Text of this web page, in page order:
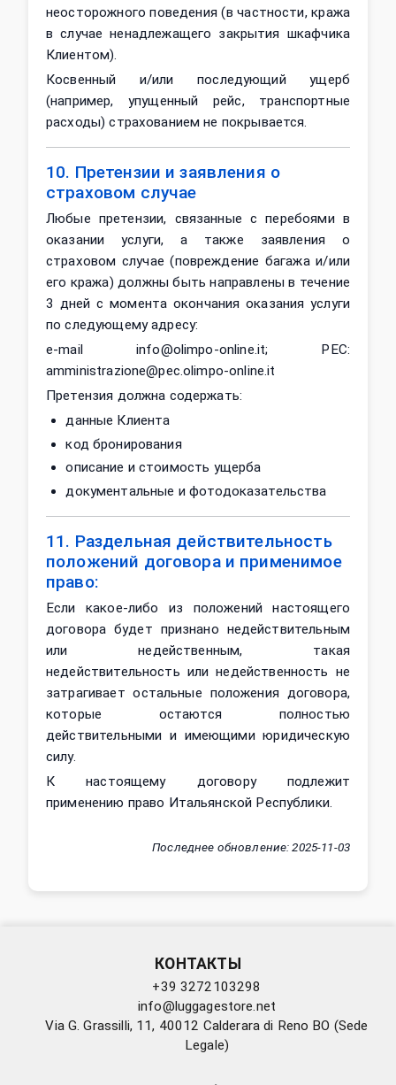
неосторожного поведения (в частности, кража
в случае ненадлежащего закрытия шкафчика
Клиентом).
Косвенный и/или последующий ущерб
(например, упущенный рейс, транспортные
расходы) страхованием не покрывается.
10. Претензии и заявления о
страховом случае
Любые претензии, связанные с перебоями в
оказании услуги, а также заявления о
страховом случае (повреждение багажа и/или
его кража) должны быть направлены в течение
3 дней с момента окончания оказания услуги
по следующему адресу:
e-mail info@olimpo-online.it; PEC:
amministrazione@pec.olimpo-online.it
Претензия должна содержать:
данные Клиента
код бронирования
описание и стоимость ущерба
документальные и фотодоказательства
11. Раздельная действительность
положений договора и применимое
право:
Если какое‑либо из положений настоящего
договора будет признано недействительным
или недейственным, такая
недействительность или недейственность не
затрагивает остальные положения договора,
которые остаются полностью
действительными и имеющими юридическую
силу.
К настоящему договору подлежит
применению право Итальянской Республики.
Последнее обновление:2025-11-03
КОНТАКТЫ
+39 3272103298
info@luggagestore.net
Via G. Grassilli, 11, 40012 Calderara di Reno BO (Sede
Legale)